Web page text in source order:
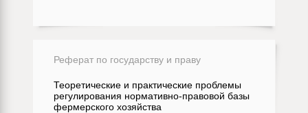
Реферат по государству и праву
Теоретические и практические проблемы
регулирования нормативно-правовой базы
фермерского хозяйства